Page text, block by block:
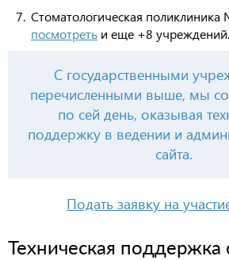
Стоматологическая поликлиника
посмотреть и еще +8 учреждений.
С государственными
перечисленными выше, мы
по сей день, оказывая
поддержку в ведении и
сайта.
Подать заявку на
Техническая поддержка